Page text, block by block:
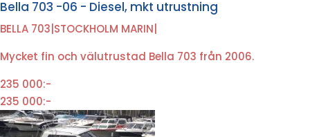
Bella 703 -06 - Diesel, mkt utrustning
BELLA 703 STOCKHOLM MARIN
Mycket fin och välutrustad Bella 703 från 2006.
235 000:-
235 000:-